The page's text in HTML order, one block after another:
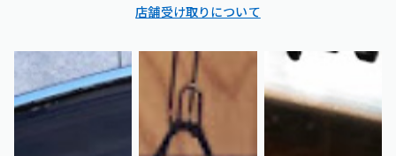
店舗受け取りについて